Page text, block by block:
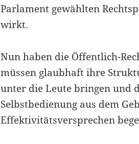
Parlament gewählten
wirkt.
Nun haben die Öffentlich-
müssen glaubhaft ihre
unter die Leute bringen und
Selbstbedienung aus dem
Effektivitätsversprechen